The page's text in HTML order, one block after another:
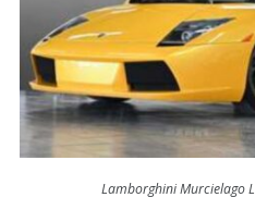
Lamborghini Murcielago